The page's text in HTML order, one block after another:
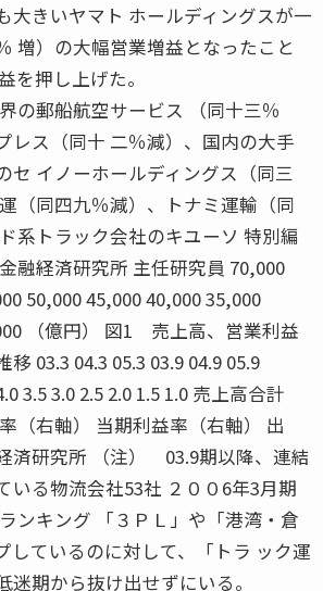
大きいヤマト ホールディングスが一
増）の大幅営業増益となったこと
を押し上げた。
の郵船航空サービス （同十三％
レス（同十 二％減）、国内の大手
セ イノーホールディングス（同三
（同四九％減）、トナミ運輸（同
系トラック会社のキユーソ 特別編
融経済研究所 主任研究員 70,000
50,000 45,000 40,000 35,000
（億円） 図1 売上高、営業利益
03.3 04.3 05.3 03.9 04.9 05.9
3.5 3.0 2.5 2.0 1.5 1.0 売上高合計
（右軸） 当期利益率（右軸） 出
済研究所 （注） 03.9期以降、連結
いる物流会社53社 ２００6年3月期
ンキング 「３ＰＬ」や「港湾・倉
しているのに対して、「トラ ック運
期から抜け出せずにいる。